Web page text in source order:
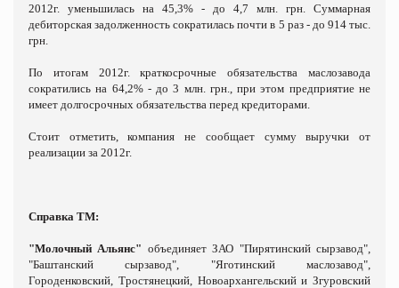
2012г. уменьшилась на 45,3% - до 4,7 млн. грн. Суммарная
дебиторская задолженность сократилась почти в 5 раз - до 914 тыс.
грн.
По итогам 2012г. краткосрочные обязательства маслозавода
сократились на 64,2% - до 3 млн. грн., при этом предприятие не
имеет долгосрочных обязательства перед кредиторами.
Стоит отметить, компания не сообщает сумму выручки от
реализации за 2012г.
Справка ТМ:
"Молочный Альянс" объединяет ЗАО "Пирятинский сырзавод",
"Баштанский сырзавод", "Яготинский маслозавод",
Городенковский, Тростянецкий, Новоархангельский и Згуровский